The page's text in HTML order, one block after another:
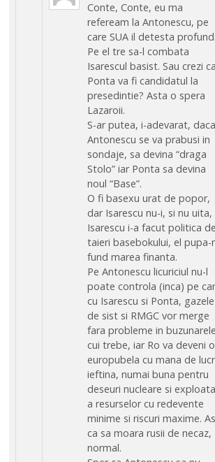
Conte, Conte, eu ma
refeream la Antonescu, pe
care SUA il detesta profund.
Pe el tre sa-l combata
Isarescul basist. Sau crezi ca
Ponta va fi candidatul la
presedintie? Asta o spera
Lazaroii.
S-ar putea, i-adevarat, daca
Antonescu se va prabusi in
sondaje, sa devina “draga
Stolo” iar Ponta sa devina
noul “Base”.
O fi basexu urat de popor,
dar Isarescu nu-i, si nu uita,
Isarescu i-a facut politica de
taieri basebokului, el pupa-
fund marea finanta.
Pe Antonescu licuriciul nu-l
poate controla (inca) pe
cu Isarescu si Ponta, gazele
de sist si RMGC vor merge
fara probleme in buzunarele
cui trebe, iar Ro va deveni o
europubela cu mana de
ieftina, numai buna pentru
deseuri nucleare si
a resurselor cu redevente
minime si riscuri maxime.
ca sa moara rusii de necaz,
normal.